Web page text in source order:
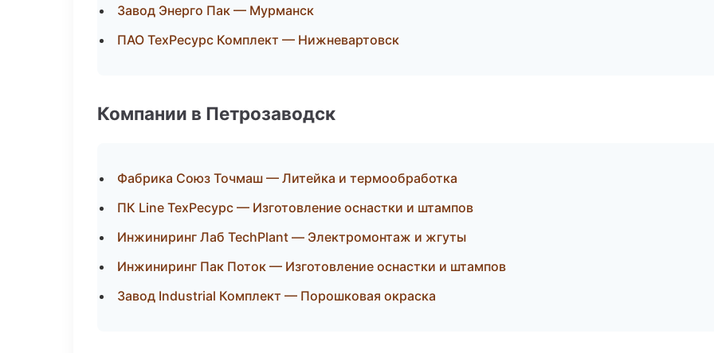
Завод Энерго Пак — Мурманск
ПАО ТехРесурс Комплект — Нижневартовск
Компании в Петрозаводск
Фабрика Союз Точмаш — Литейка и термообработка
ПК Line ТехРесурс — Изготовление оснастки и штампов
Инжиниринг Лаб TechPlant — Электромонтаж и жгуты
Инжиниринг Пак Поток — Изготовление оснастки и штампов
Завод Industrial Комплект — Порошковая окраска